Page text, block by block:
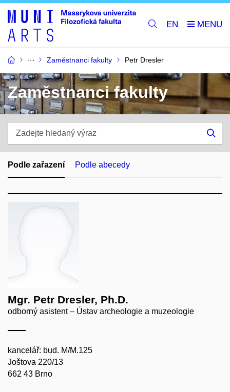
EN
Zaměstnanci fakulty Petr Dresler
Zaměstnanci fakulty
hledaný
výraz
Podle zařazení Podle abecedy
Mgr. Petr Dresler, Ph.D.
odborný asistent – Ústav archeologie a muzeologie
kancelář: bud. M/M.125
Joštova 220/13
662 43 Brno